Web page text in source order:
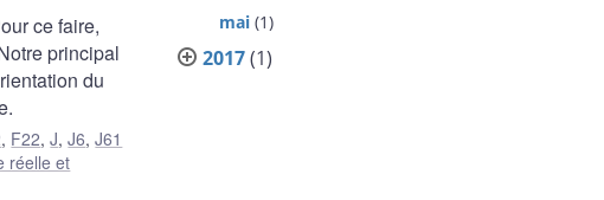
ce faire,
principal
du
, F22,J,J6,J61
réelle et
mai (1)
2017(1)